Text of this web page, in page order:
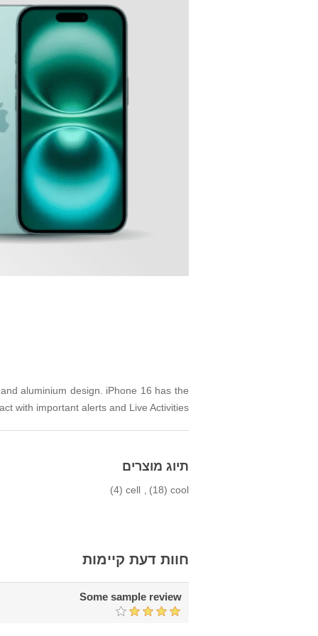
aluminium design. iPhone 16 has the
with important alerts and Live Activities.
תיוג מוצרים
cool
(18)
,
cell
(4)
חוות דעת קיימות
Some sample review